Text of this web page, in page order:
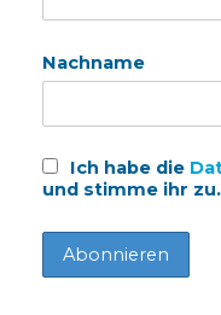
Nachname
Ich habe die
und stimme ihr zu.